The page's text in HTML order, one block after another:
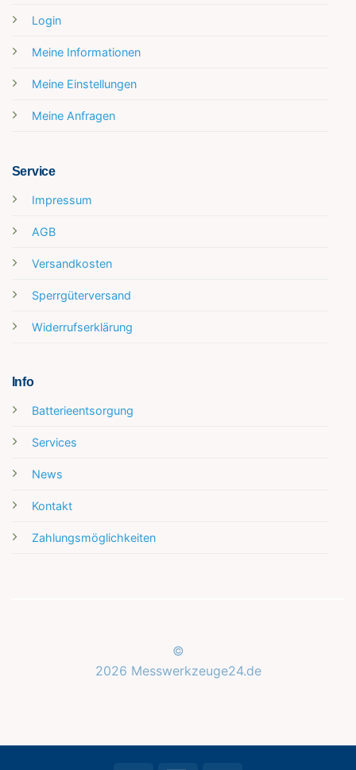
Login
Meine Informationen
Meine Einstellungen
Meine Anfragen
Service
Impressum
AGB
Versandkosten
Sperrgüterversand
Widerrufserklärung
Info
Batterieentsorgung
Services
News
Kontakt
Zahlungsmöglichkeiten
©
2026 Messwerkzeuge24.de